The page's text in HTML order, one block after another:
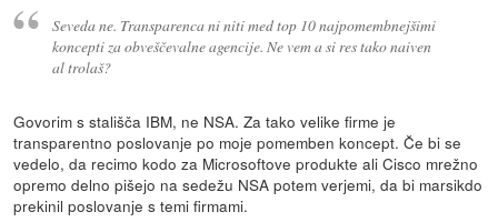
Seveda ne. Transparenca ni niti med top 10 najpomembnejšimi
koncepti za obveščevalne agencije. Ne vem a si res tako naiven
al trolaš?
Govorim s stališča IBM, ne NSA. Za tako velike firme je
transparentno poslovanje po moje pomemben koncept. Če bi se
vedelo, da recimo kodo za Microsoftove produkte ali Cisco mrežno
opremo delno pišejo na sedežu NSA potem verjemi, da bi marsikdo
prekinil poslovanje s temi firmami.